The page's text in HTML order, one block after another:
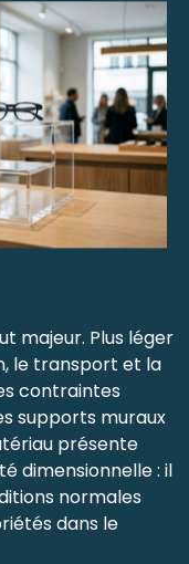
majeur. Plus léger
le transport et la
contraintes
supports muraux
présente
dimensionnelle : il
normales
dans le